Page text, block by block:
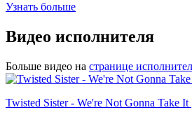
Узнать больше
Видео исполнителя
Больше видео на странице
Twisted Sister - We're Not Gonna Take